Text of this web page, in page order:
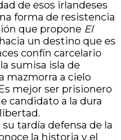
de esos irlandeses
forma de resistencia
que propone El
un destino que es
confín carcelario
sumisa isla de
mazmorra a cielo
mejor ser prisionero
candidato a la dura
tardía defensa de la
la historia y el